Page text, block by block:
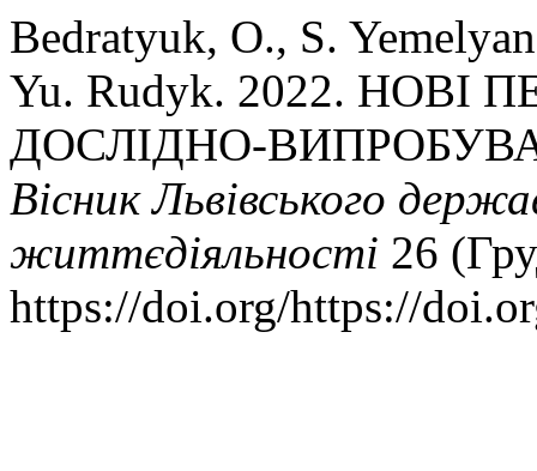
Bedratyuk, O., S.
Yu. Rudyk. 2022.
ДОСЛІДНО-
Вісник Львівського
життєдіяльності 26
https://doi.org/https://